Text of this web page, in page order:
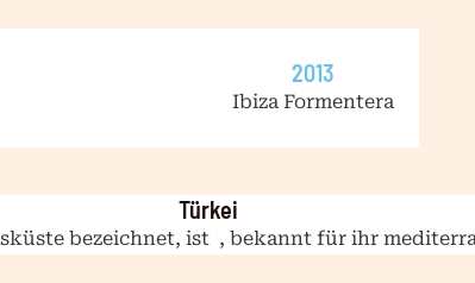
2013
Ibiza Formentera
Türkei
bezeichnet, ist , bekannt für ihr